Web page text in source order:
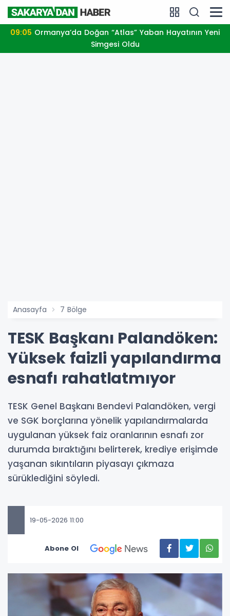
09:05
Simgesi Oldu
Anasayfa 7 Bölge
TESK Başkanı Palandöken:
Yüksek faizli yapılandırma
esnafı rahatlatmıyor
TESK Genel Başkanı Bendevi Palandöken, vergi
ve SGK borçlarına yönelik yapılandırmalarda
uygulanan yüksek faiz oranlarının esnafı zor
durumda bıraktığını belirterek, krediye erişimde
yaşanan sıkıntıların piyasayı çıkmaza
sürüklediğini söyledi.
19-05-2026 11:00
Abone Ol